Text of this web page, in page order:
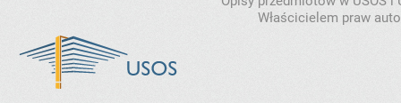
Właścicielem praw